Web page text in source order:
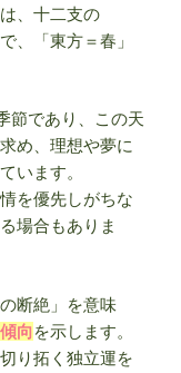
は、十二支の
、「東方＝春」
節であり、この天
め、理想や夢に
います。
を優先しがちな
場合もありま
断絶」を意味
向を示します。
り拓く独立運を